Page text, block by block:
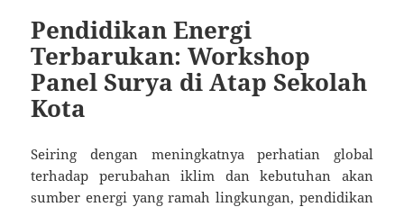
Pendidikan Energi
Terbarukan: Workshop
Panel Surya di Atap Sekolah
Kota
Seiring dengan meningkatnya perhatian global
terhadap perubahan iklim dan kebutuhan akan
sumber energi yang ramah lingkungan, pendidikan